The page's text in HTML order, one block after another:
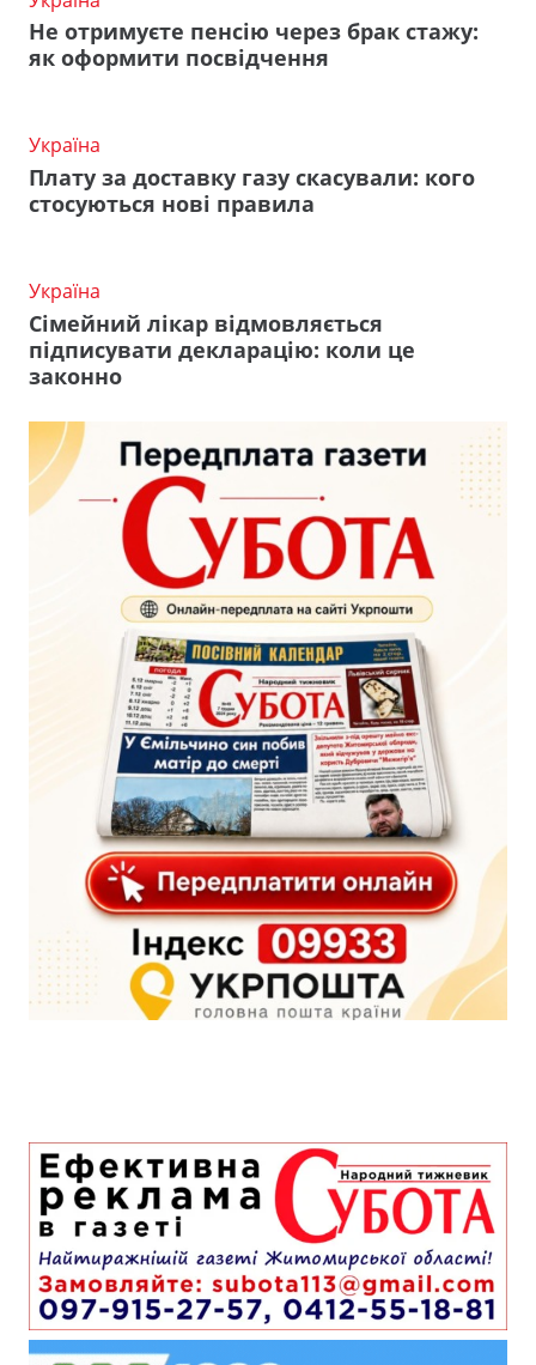
Не отримуєте пенсію через брак стажу:
як оформити посвідчення
Україна
Плату за доставку газу скасували: кого
стосуються нові правила
Україна
Сімейний лікар відмовляється
підписувати декларацію: коли це
законно